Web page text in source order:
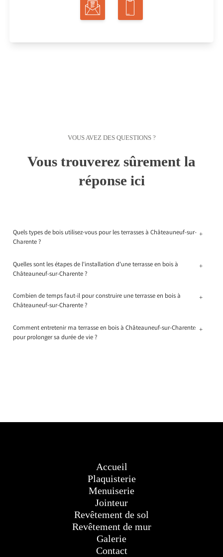
VOUS AVEZ DES QUESTIONS ?
Vous trouverez sûrement la
réponse ici
Quels types de bois utilisez-vous pour les terrasses à Châteauneuf-sur-
Charente ?
+
Quelles sont les étapes de l'installation d'une terrasse en bois à
Châteauneuf-sur-Charente ?
+
Combien de temps faut-il pour construire une terrasse en bois à
Châteauneuf-sur-Charente ?
+
Comment entretenir ma terrasse en bois à Châteauneuf-sur-Charente
pour prolonger sa durée de vie ?
+
Accueil
Plaquisterie
Menuiserie
Jointeur
Revêtement de sol
Revêtement de mur
Galerie
Contact